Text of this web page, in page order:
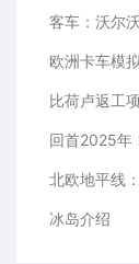
客车：沃尔
欧洲卡车模
比荷卢返工
回首2025年
北欧地平线
冰岛介绍